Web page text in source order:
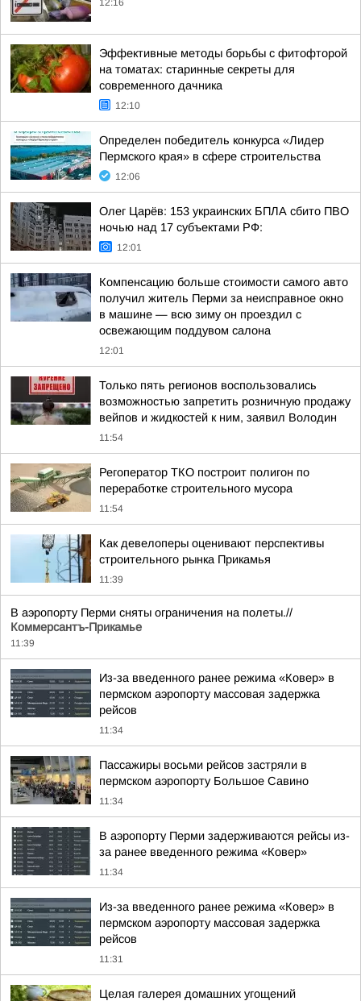
12:16
Эффективные методы борьбы с фитофторой
на томатах: старинные секреты для
современного дачника
12:10
Определен победитель конкурса «Лидер
Пермского края» в сфере строительства
12:06
Олег Царёв: 153 украинских БПЛА сбито ПВО
ночью над 17 субъектами РФ:
12:01
Компенсацию больше стоимости самого авто
получил житель Перми за неисправное окно
в машине — всю зиму он проездил с
освежающим поддувом салона
12:01
Только пять регионов воспользовались
возможностью запретить розничную продажу
вейпов и жидкостей к ним, заявил Володин
11:54
Регоператор ТКО построит полигон по
переработке строительного мусора
11:54
Как девелоперы оценивают перспективы
строительного рынка Прикамья
11:39
В аэропорту Перми сняты ограничения на полеты.//
Коммерсантъ-Прикамье
11:39
Из-за введенного ранее режима «Ковер» в
пермском аэропорту массовая задержка
рейсов
11:34
Пассажиры восьми рейсов застряли в
пермском аэропорту Большое Савино
11:34
В аэропорту Перми задерживаются рейсы из-
за ранее введенного режима «Ковер»
11:34
Из-за введенного ранее режима «Ковер» в
пермском аэропорту массовая задержка
рейсов
11:31
Целая галерея домашних угощений